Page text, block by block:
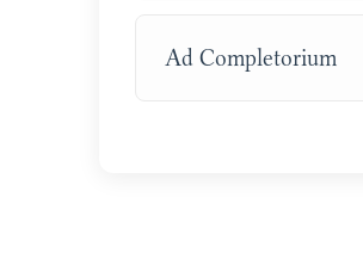
Ad Completorium